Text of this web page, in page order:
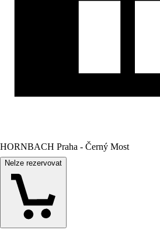
HORNBACH Praha - Černý Most
Nelze rezervovat